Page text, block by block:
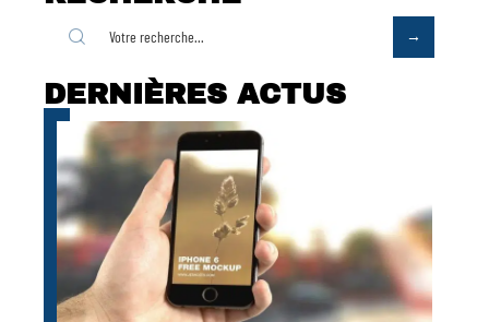
DERNIÈRES ACTUS